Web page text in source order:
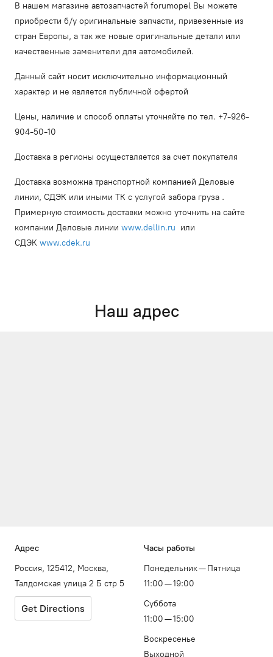
В нашем магазине автозапчастей forumopel Вы можете
приобрести б/у оригинальные запчасти, привезенные из
стран Европы, а так же новые оригинальные детали или
качественные заменители для автомобилей.
Данный сайт носит исключительно информационный
характер и не является публичной офертой
Цены, наличие и способ оплаты уточняйте по тел. +7-926-
904-50-10
Доставка в регионы осуществляется за счет покупателя
Доставка возможна транспортной компанией Деловые
линии, СДЭК или иными ТК с услугой забора груза .
Примерную стоимость доставки можно уточнить на сайте
компании Деловые линии www.dellin.ru или
СДЭК www.cdek.ru
Наш адрес
Адрес
Россия, 125412, Москва,
Талдомская улица 2 Б стр 5
Get Directions
Часы работы
Понедельник — Пятница
11:00 — 19:00
Суббота
11:00 — 15:00
Воскресенье
Выходной